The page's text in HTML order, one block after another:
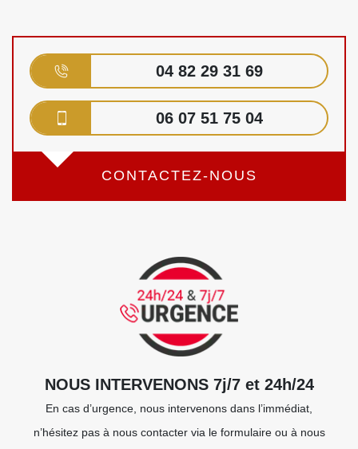
04 82 29 31 69
06 07 51 75 04
CONTACTEZ-NOUS
NOUS INTERVENONS 7j/7 et 24h/24
En cas d’urgence, nous intervenons dans l’immédiat,
n’hésitez pas à nous contacter via le formulaire ou à nous